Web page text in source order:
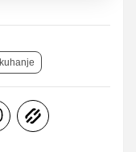
kuhanje